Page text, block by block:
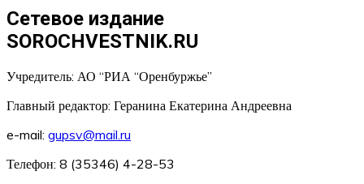
Сетевое издание
SOROCHVESTNIK.RU
Учредитель: АО “РИА “Оренбуржье”
Главный редактор: Геранина Екатерина Андреевна
e-mail: gupsv@mail.ru
Телефон: 8 (35346) 4-28-53